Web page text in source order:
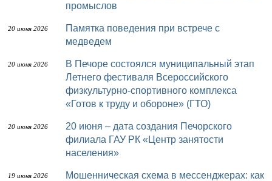
промыслов
20 июня 2026
Памятка поведения при встрече с
медведем
20 июня 2026
В Печоре состоялся муниципальный этап
Летнего фестиваля Всероссийского
физкультурно-спортивного комплекса
«Готов к труду и обороне» (ГТО)
20 июня 2026
20 июня – дата создания Печорского
филиала ГАУ РК «Центр занятости
населения»
19 июня 2026
Мошенническая схема в мессенджерах: как